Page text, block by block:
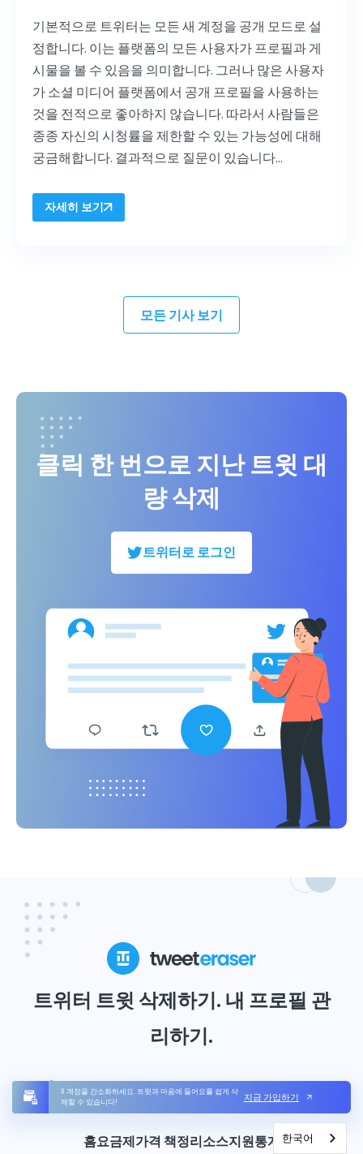
X 계정을 간소화하세요. 트윗과 마음에 들어요를 쉽게 삭
제할 수 있습니다!
지금 가입하기
기본적으로 트위터는 모든 새 계정을 공개 모드로 설
정합니다. 이는 플랫폼의 모든 사용자가 프로필과 게
시물을 볼 수 있음을 의미합니다. 그러나 많은 사용자
가 소셜 미디어 플랫폼에서 공개 프로필을 사용하는
것을 전적으로 좋아하지 않습니다. 따라서 사람들은
종종 자신의 시청률을 제한할 수 있는 가능성에 대해
궁금해합니다. 결과적으로 질문이 있습니다...
자세히 보기
모든 기사 보기
클릭 한 번으로 지난 트윗 대
량 삭제
트위터로 로그인
트위터 트윗 삭제하기. 내 프로필 관
리하기.
PaymentKit이 제공하는 안전한 결제 서비스
홈요금제가격 책정리소스지원통계 한국어